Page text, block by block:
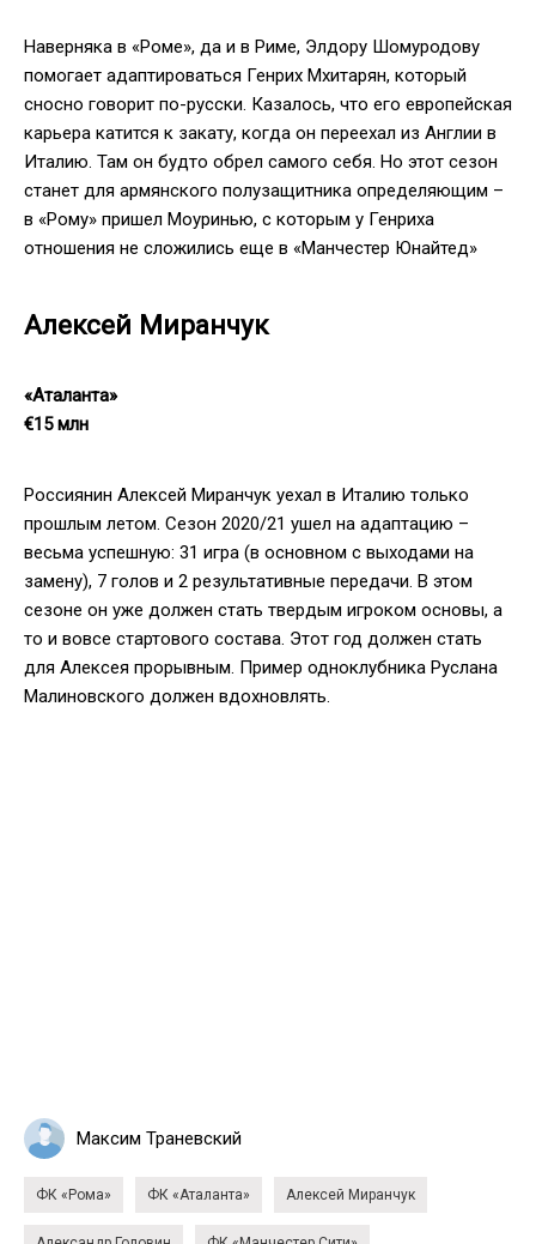
Наверняка в «Роме», да и в Риме, Элдору Шомуродову
помогает адаптироваться Генрих Мхитарян, который
сносно говорит по-русски. Казалось, что его европейская
карьера катится к закату, когда он переехал из Англии в
Италию. Там он будто обрел самого себя. Но этот сезон
станет для армянского полузащитника определяющим –
в «Рому» пришел Моуринью, с которым у Генриха
отношения не сложились еще в «Манчестер Юнайтед»
Алексей Миранчук
«Аталанта»
€15 млн
Россиянин Алексей Миранчук уехал в Италию только
прошлым летом. Сезон 2020/21 ушел на адаптацию –
весьма успешную: 31 игра (в основном с выходами на
замену), 7 голов и 2 результативные передачи. В этом
сезоне он уже должен стать твердым игроком основы, а
то и вовсе стартового состава. Этот год должен стать
для Алексея прорывным. Пример одноклубника Руслана
Малиновского должен вдохновлять.
Максим Траневский
ФК «Рома» ФК «Аталанта» Алексей Миранчук